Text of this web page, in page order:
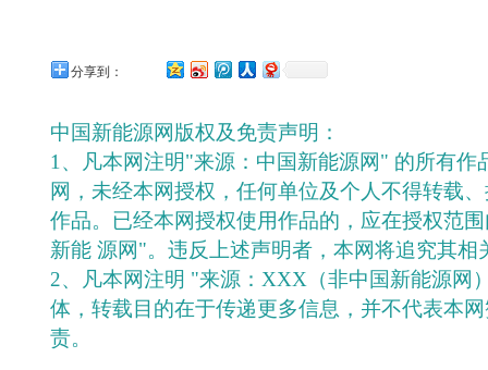
分享到：
中国新能源网版权及免责声明：
1、凡本网注明"来源：中国新能源网" 的所有作
网，未经本网授权，任何单位及个人不得转载
作品。已经本网授权使用作品的，应在授权范
新能 源网"。违反上述声明者，本网将追究其相
2、凡本网注明 "来源：XXX（非中国新能源网
体，转载目的在于传递更多信息，并不代表本
责。